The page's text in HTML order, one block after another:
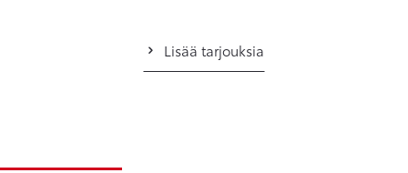
Lisää tarjouksia